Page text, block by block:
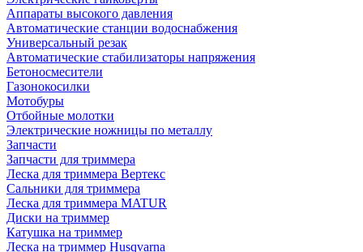
Аппараты высокого давления
Автоматические станции водоснабжения
Универсальный резак
Автоматические стабилизаторы напряжения
Бетоносмесители
Газонокосилки
Мотобуры
Отбойные молотки
Электрические ножницы по металлу
Запчасти
Запчасти для триммера
Леска для триммера Вертекс
Сальники для триммера
Леска для триммера MATUR
Диски на триммер
Катушка на триммер
Леска на триммер Husqvarna